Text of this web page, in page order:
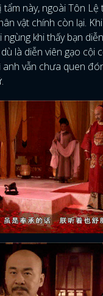
này, ngoài Tôn Lệ
vật chính còn lại.
ngùng khi thấy bạn
là diễn viên gạo cội
anh vẫn chưa quen